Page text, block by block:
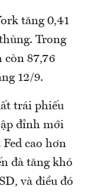
tăng 0,41
Trong
còn 87,76
12/9.
trái phiếu
đỉnh mới
cao hơn
đà tăng khó
và điều đó